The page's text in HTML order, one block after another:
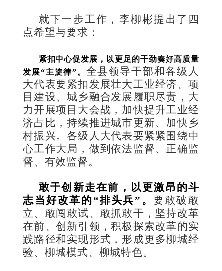
就下一步工作，李柳彬提出了四
点希望与要求：
紧扣中心促发展，以更足的干劲奏好高质量
发展“主旋律”。 全县领导干部和各级人
大代表要紧扣发展壮大工业经济、项
目建设、城乡融合发展履职尽责，大
力开展项目大会战，加快提升工业经
济占比，持续推进城市更新、加快乡
村振兴。各级人大代表要紧紧围绕中
心工作大局，做到依法监督、正确监
督、有效监督。
敢于创新走在前，以更激昂的斗
志当好改革的“排头兵”。要敢破敢
立、敢闯敢试、敢抓敢干，坚持改革
在前、创新引领，积极探索改革的实
践路径和实现形式，形成更多柳城经
验、柳城模式、柳城特色。